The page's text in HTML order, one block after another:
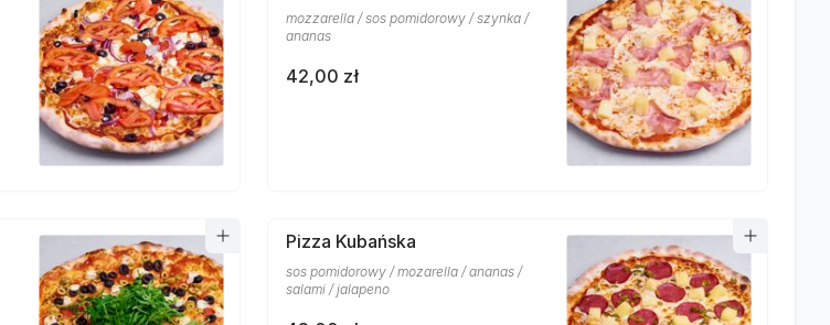
mozzarella / sos pomidorowy / szynka /
ananas
42,00 zł
Pizza Kubańska
sos pomidorowy / mozarella / ananas /
salami / jalapeno